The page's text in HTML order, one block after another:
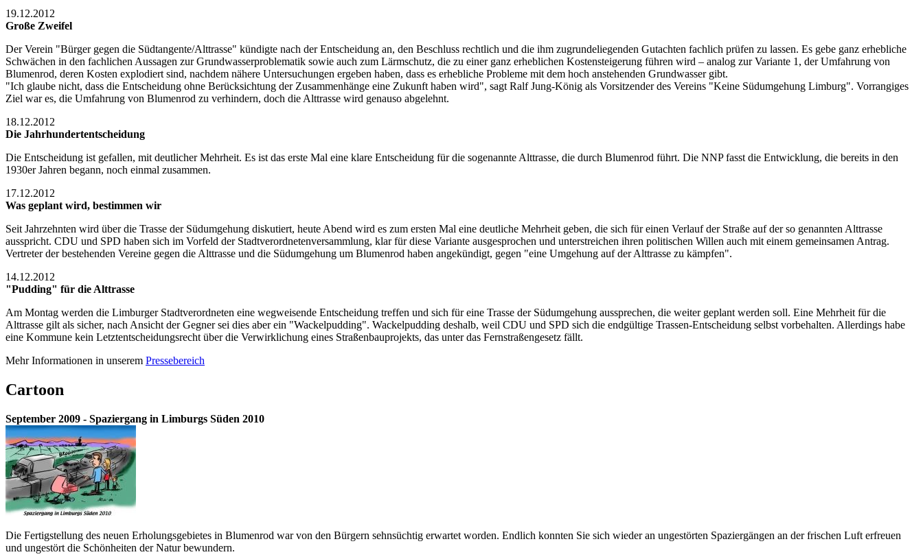
19.12.2012
Große Zweifel
Der Verein "Bürger gegen die Südtangente/Alttrasse" kündigte nach der Entscheidung an, den Beschluss rechtlich und die ihm zugrundeliegenden Gutachten fachlich prüfen zu lassen. Es gebe ganz erhebliche
Schwächen in den fachlichen Aussagen zur Grundwasserproblematik sowie auch zum Lärmschutz, die zu einer ganz erheblichen Kostensteigerung führen wird – analog zur Variante 1, der Umfahrung von
Blumenrod, deren Kosten explodiert sind, nachdem nähere Untersuchungen ergeben haben, dass es erhebliche Probleme mit dem hoch anstehenden Grundwasser gibt.
"Ich glaube nicht, dass die Entscheidung ohne Berücksichtung der Zusammenhänge eine Zukunft haben wird", sagt Ralf Jung-König als Vorsitzender des Vereins "Keine Südumgehung Limburg". Vorrangiges
Ziel war es, die Umfahrung von Blumenrod zu verhindern, doch die Alttrasse wird genauso abgelehnt.
18.12.2012
Die Jahrhundertentscheidung
Die Entscheidung ist gefallen, mit deutlicher Mehrheit. Es ist das erste Mal eine klare Entscheidung für die sogenannte Alttrasse, die durch Blumenrod führt. Die NNP fasst die Entwicklung, die bereits in den
1930er Jahren begann, noch einmal zusammen.
17.12.2012
Was geplant wird, bestimmen wir
Seit Jahrzehnten wird über die Trasse der Südumgehung diskutiert, heute Abend wird es zum ersten Mal eine deutliche Mehrheit geben, die sich für einen Verlauf der Straße auf der so genannten Alttrasse
ausspricht. CDU und SPD haben sich im Vorfeld der Stadtverordnetenversammlung, klar für diese Variante ausgesprochen und unterstreichen ihren politischen Willen auch mit einem gemeinsamen Antrag.
Vertreter der bestehenden Vereine gegen die Alttrasse und die Südumgehung um Blumenrod haben angekündigt, gegen "eine Umgehung auf der Alttrasse zu kämpfen".
14.12.2012
"Pudding" für die Alttrasse
Am Montag werden die Limburger Stadtverordneten eine wegweisende Entscheidung treffen und sich für eine Trasse der Südumgehung aussprechen, die weiter geplant werden soll. Eine Mehrheit für die
Alttrasse gilt als sicher, nach Ansicht der Gegner sei dies aber ein "Wackelpudding". Wackelpudding deshalb, weil CDU und SPD sich die endgültige Trassen-Entscheidung selbst vorbehalten. Allerdings habe
eine Kommune kein Letztentscheidungsrecht über die Verwirklichung eines Straßenbauprojekts, das unter das Fernstraßengesetz fällt.
Mehr Informationen in unserem Pressebereich
Cartoon
September 2009 - Spaziergang in Limburgs Süden 2010
Die Fertigstellung des neuen Erholungsgebietes in Blumenrod war von den Bürgern sehnsüchtig erwartet worden. Endlich konnten Sie sich wieder an ungestörten Spaziergängen an der frischen Luft erfreuen
und ungestört die Schönheiten der Natur bewundern.